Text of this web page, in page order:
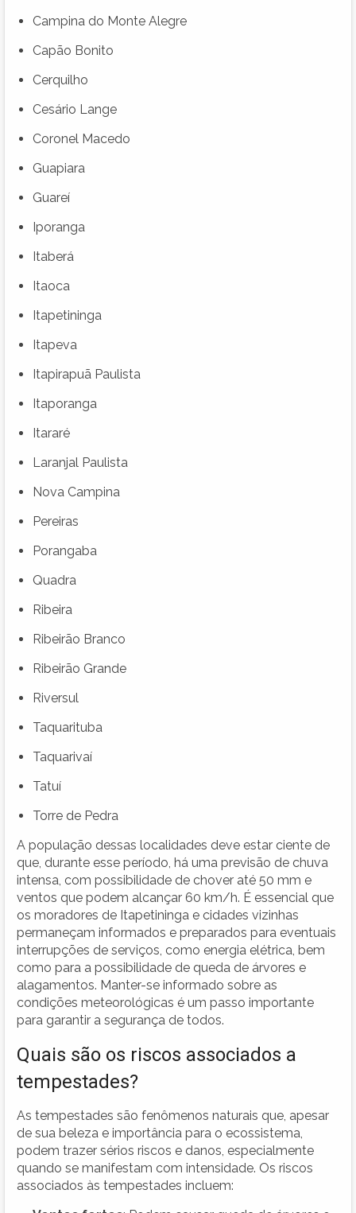
Campina do Monte Alegre
Capão Bonito
Cerquilho
Cesário Lange
Coronel Macedo
Guapiara
Guareí
Iporanga
Itaberá
Itaoca
Itapetininga
Itapeva
Itapirapuã Paulista
Itaporanga
Itararé
Laranjal Paulista
Nova Campina
Pereiras
Porangaba
Quadra
Ribeira
Ribeirão Branco
Ribeirão Grande
Riversul
Taquarituba
Taquarivaí
Tatuí
Torre de Pedra
A população dessas localidades deve estar ciente de
que, durante esse período, há uma previsão de chuva
intensa, com possibilidade de chover até 50 mm e
ventos que podem alcançar 60 km/h. É essencial que
os moradores de Itapetininga e cidades vizinhas
permaneçam informados e preparados para eventuais
interrupções de serviços, como energia elétrica, bem
como para a possibilidade de queda de árvores e
alagamentos. Manter-se informado sobre as
condições meteorológicas é um passo importante
para garantir a segurança de todos.
Quais são os riscos associados a
tempestades?
As tempestades são fenômenos naturais que, apesar
de sua beleza e importância para o ecossistema,
podem trazer sérios riscos e danos, especialmente
quando se manifestam com intensidade. Os riscos
associados às tempestades incluem: